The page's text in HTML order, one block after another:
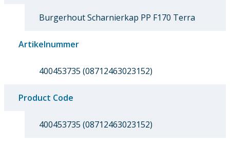
Burgerhout Scharnierkap PP F170 Terra
Artikelnummer
400453735 (08712463023152)
Product Code
400453735 (08712463023152)